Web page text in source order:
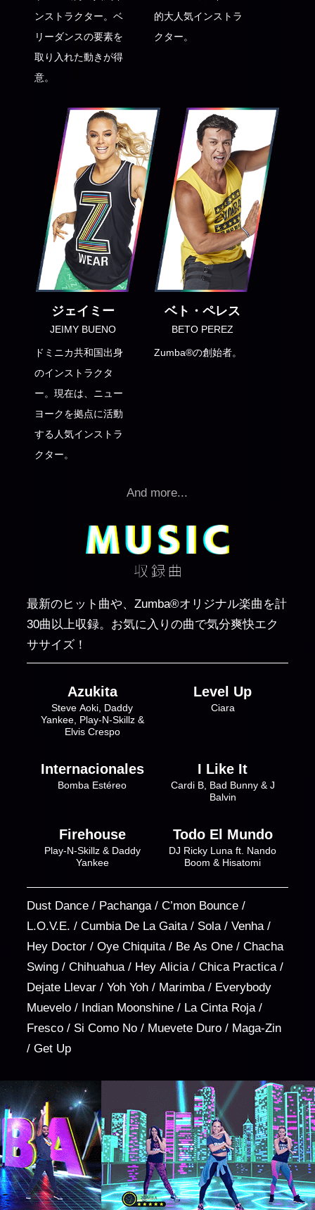
ンストラクター。ベ
リーダンスの要素を
取り入れた動きが得
意。
的大人気インストラ
クター。
ジェイミー
JEIMY BUENO
ドミニカ共和国出身
のインストラクタ
ー。現在は、ニュー
ヨークを拠点に活動
する人気インストラ
クター。
ベト・ペレス
BETO PEREZ
Zumba®の創始者。
And more...
最新のヒット曲や、Zumba®オリジナル楽曲を計
30曲以上収録。お気に入りの曲で気分爽快エク
ササイズ！
Azukita
Steve Aoki, Daddy
Yankee, Play-N-Skillz &
Elvis Crespo
Level Up
Ciara
Internacionales
Bomba Estéreo
I Like It
Cardi B, Bad Bunny & J
Balvin
Firehouse
Play-N-Skillz & Daddy
Yankee
Todo El Mundo
DJ Ricky Luna ft. Nando
Boom & Hisatomi
Dust Dance / Pachanga / C’mon Bounce /
L.O.V.E. / Cumbia De La Gaita / Sola / Venha /
Hey Doctor / Oye Chiquita / Be As One / Chacha
Swing / Chihuahua / Hey Alicia / Chica Practica /
Dejate Llevar / Yoh Yoh / Marimba / Everybody
Muevelo / Indian Moonshine / La Cinta Roja /
Fresco / Si Como No / Muevete Duro / Maga-Zin
/ Get Up